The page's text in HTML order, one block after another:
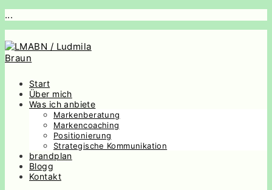
...
Start
Über mich
Was ich anbiete
Markenberatung
Markencoaching
Positionierung
Strategische Kommunikation
brandplan
Blogg
Kontakt